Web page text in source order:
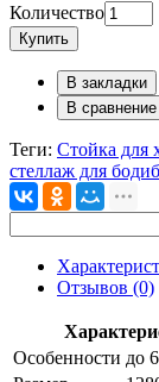
Количество
Купить
В закладки
В сравнение
Теги: Стойка для
стеллаж для
Отзывов (0)
Особенности до